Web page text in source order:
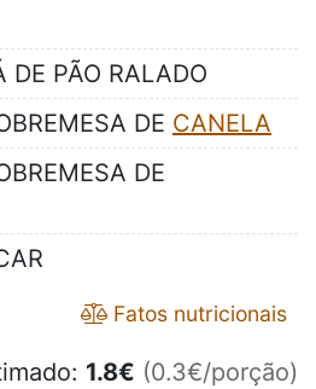
DE PÃO RALADO
DE CANELA
DE
Fatos nutricionais
1.8€ (0.3€/porção)